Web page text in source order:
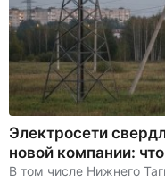
Электросети
новой компании:
В том числе Нижнего